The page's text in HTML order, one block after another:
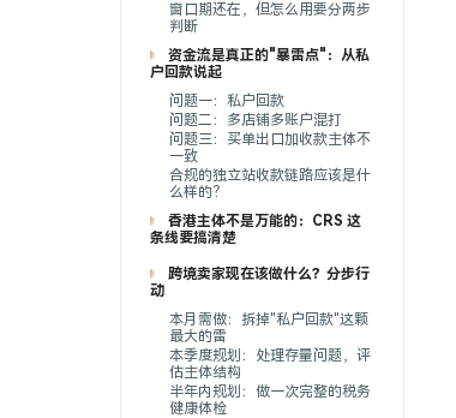
窗口期还在，但怎么用要分两步
判断
资金流是真正的"暴雷点"：从私
户回款说起
问题一：私户回款
问题二：多店铺多账户混打
问题三：买单出口加收款主体不
一致
合规的独立站收款链路应该是什
么样的？
香港主体不是万能的：CRS 这
条线要搞清楚
跨境卖家现在该做什么？分步行
动
本月需做：拆掉"私户回款"这颗
最大的雷
本季度规划：处理存量问题，评
估主体结构
半年内规划：做一次完整的税务
健康体检